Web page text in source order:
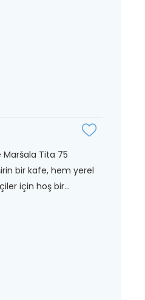
Tita 75
bir kafe, hem yerel
için hoş bir...